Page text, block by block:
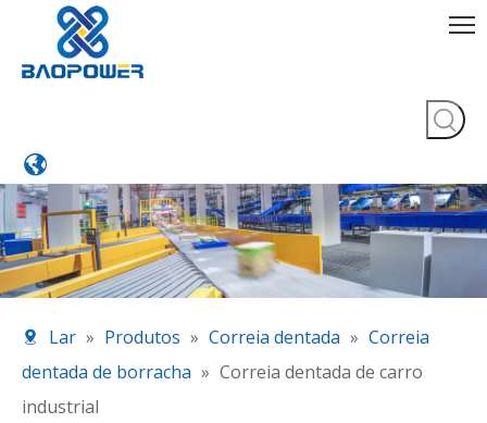
Lar » Produtos » Correia dentada » Correia
dentada de borracha » Correia dentada de carro
industrial